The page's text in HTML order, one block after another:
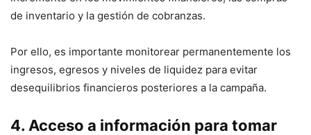
de inventario y la gestión de cobranzas.
Por ello, es importante monitorear permanentemente los
ingresos, egresos y niveles de liquidez para evitar
desequilibrios financieros posteriores a la campaña.
4. Acceso a información para tomar